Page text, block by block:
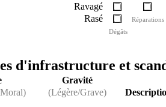
Ravagé
Rasé
Réparations
Dégâts
d'infrastructure et
Gravité
(Légère/Grave)